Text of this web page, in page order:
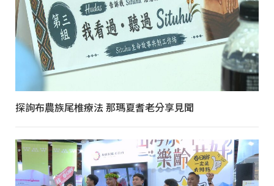
探詢布農族尾椎療法 那瑪夏耆老分享見聞